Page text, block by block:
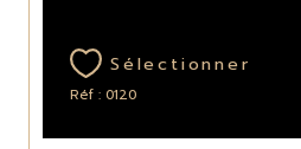
Sélectionner
Réf : 0120